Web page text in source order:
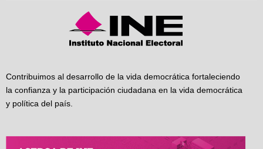
Contribuimos al desarrollo de la vida democrática fortaleciendo
la confianza y la participación ciudadana en la vida democrática
y política del país.